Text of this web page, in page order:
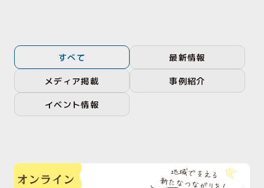
すべて
最新情報
メディア掲載
事例紹介
イベント情報